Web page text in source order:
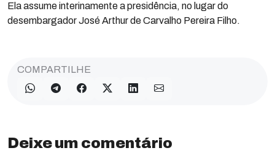
Ela assume interinamente a presidência, no lugar do
desembargador José Arthur de Carvalho Pereira Filho.
COMPARTILHE
Deixe um comentário